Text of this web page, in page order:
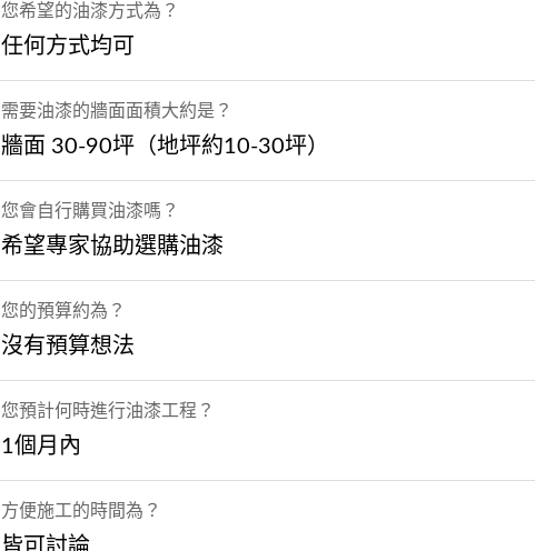
您希望的油漆方式為？
任何方式均可
需要油漆的牆面面積大約是？
牆面 30-90坪（地坪約10-30坪）
您會自行購買油漆嗎？
希望專家協助選購油漆
您的預算約為？
沒有預算想法
您預計何時進行油漆工程？
1個月內
方便施工的時間為？
皆可討論